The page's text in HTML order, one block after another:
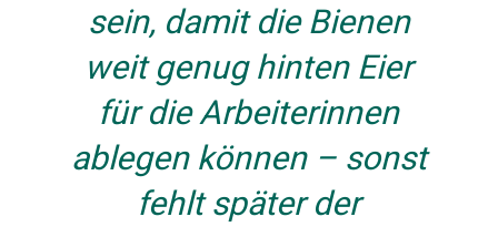
sein, damit die Bienen
weit genug hinten Eier
für die Arbeiterinnen
ablegen können – sonst
fehlt später der